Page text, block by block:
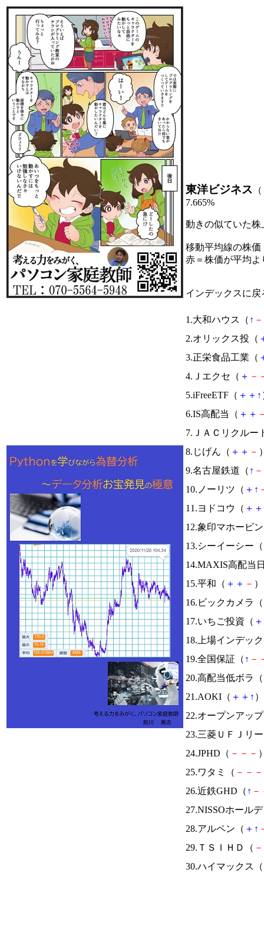
東洋ビジネス （
7.665%
動きの似ていた
移動平均線の株価
赤＝株価が平均
インデックスに戻
1.大和ハウス（ ↑ －
2.オリックス投（
3.正栄食品工業（
4.Ｊエクセ（ ＋ －
5.iFreeETF（ ＋ ＋ ↑
6.IS高配当（ ＋ ＋
7.ＪＡＣリクルー
8.じげん（ ＋ ＋ －
9.名古屋鉄道（ ↑ －
10.ノーリツ（ ＋ ↑
11.ヨドコウ（ ＋ ＋
12.象印マホービ
13.シーイーシー（
14.MAXIS高配当
15.平和（ ＋ ＋ －
16.ビックカメラ（
17.いちご投資（ ＋
18.上場インデッ
19.全国保証（ ↑ －
20.高配当低ボラ（
21.AOKI（ ＋ ＋ ↑
22.オープンアッ
23.三菱ＵＦＪリ
24.JPHD（ － － －
25.ワタミ（ － － －
26.近鉄GHD（ ↑ －
27.NISSOホール
28.アルペン（ ＋ ↑
29.ＴＳＩＨＤ（ －
30.ハイマックス（